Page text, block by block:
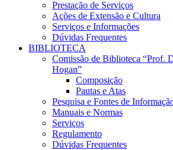
Prestação de Serviços
Ações de Extensão e Cultura
Serviços e Informações
Dúvidas Frequentes
BIBLIOTECA
Comissão de Biblioteca “Prof.
Hogan”
Composição
Pautas e Atas
Pesquisa e Fontes de
Manuais e Normas
Serviços
Regulamento
Dúvidas Frequentes